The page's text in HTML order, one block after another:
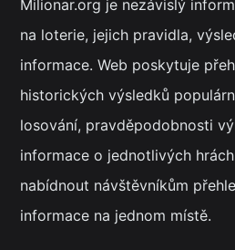
Milionar.org je nezávislý
na loterie, jejich pravidla,
informace. Web poskytuje
historických výsledků
losování, pravděpodobnosti
informace o jednotlivých
nabídnout návštěvníkům
informace na jednom místě.